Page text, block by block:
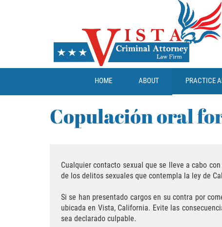
HOME ABOUT PRACTICE
Copulación oral
Cualquier contacto sexual que se lleve a cabo
de los delitos sexuales que contempla la ley de
Si se han presentado cargos en su contra por
ubicada en Vista, California. Evite las
sea declarado culpable.